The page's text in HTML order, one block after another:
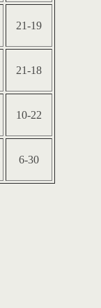
21-19
21-18
10-22
6-30